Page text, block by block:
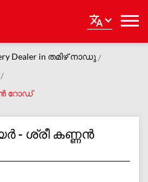
Dealer in തമിഴ് നാഡു
റോഡ്
ശ്രീ കണ്ണൻ